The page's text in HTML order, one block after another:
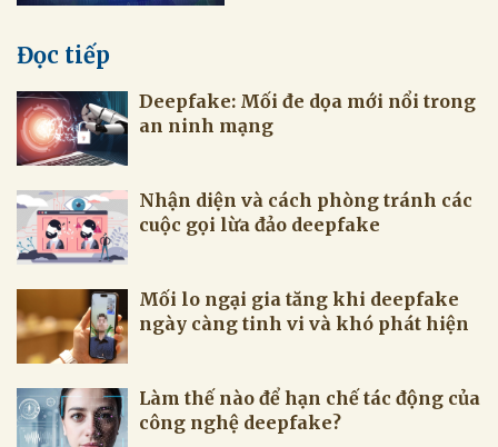
Đọc tiếp
Deepfake: Mối đe dọa mới nổi trong
an ninh mạng
Nhận diện và cách phòng tránh các
cuộc gọi lừa đảo deepfake
Mối lo ngại gia tăng khi deepfake
ngày càng tinh vi và khó phát hiện
Làm thế nào để hạn chế tác động của
công nghệ deepfake?